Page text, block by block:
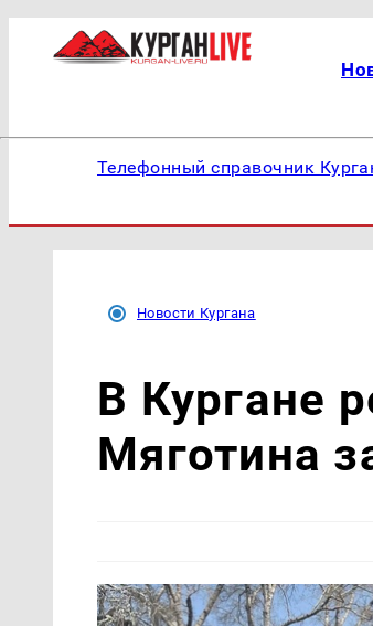
Телефонный справочник
Новости Кургана
В Кургане
Мяготина